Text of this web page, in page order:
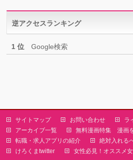
リ
ー逆アクセスランキング
1 位 Google検索
サイトマップ お問い合わせ
ラ
アーカイブ一覧
無料漫画特集 漫画
転職・求人アプリの紹介
絶対入れる
けろくまtwitter
女性必見！オススメ